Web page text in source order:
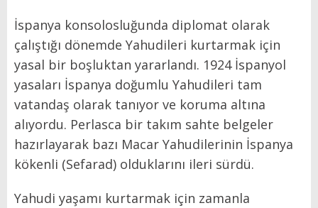
İspanya konsolosluğunda diplomat olarak
çalıştığı dönemde Yahudileri kurtarmak için
yasal bir boşluktan yararlandı. 1924 İspanyol
yasaları İspanya doğumlu Yahudileri tam
vatandaş olarak tanıyor ve koruma altına
alıyordu. Perlasca bir takım sahte belgeler
hazırlayarak bazı Macar Yahudilerinin İspanya
kökenli (Sefarad) olduklarını ileri sürdü.
Yahudi yaşamı kurtarmak için zamanla